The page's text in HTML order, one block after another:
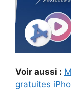
Voir aussi :
gratuites